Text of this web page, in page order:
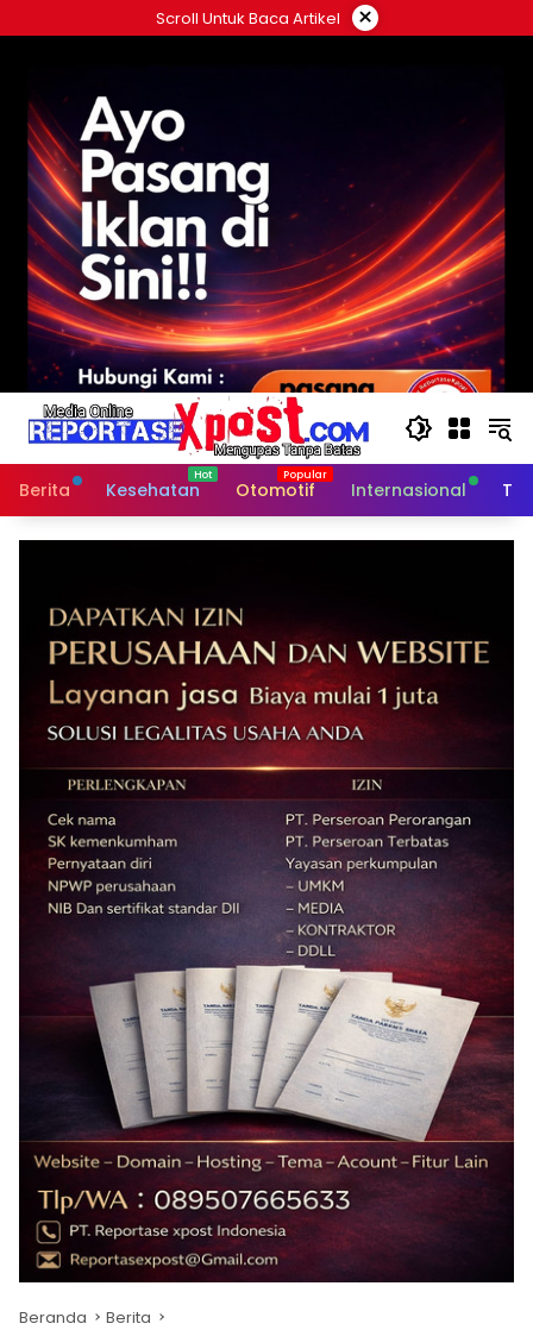
ke
Scroll Untuk Baca Artikel ×
Berita Kesehatan Otomotif Internasional
Beranda Berita